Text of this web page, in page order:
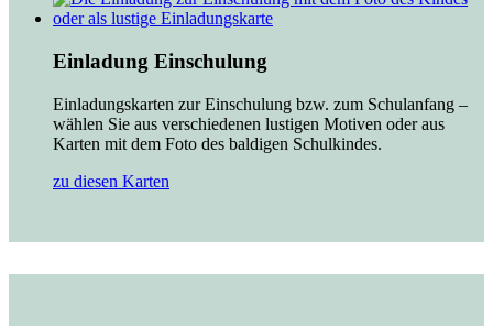
Einladung Einschulung
Einladungskarten zur Einschulung bzw. zum Schulanfang –
wählen Sie aus verschiedenen lustigen Motiven oder aus
Karten mit dem Foto des baldigen Schulkindes.
zu diesen Karten